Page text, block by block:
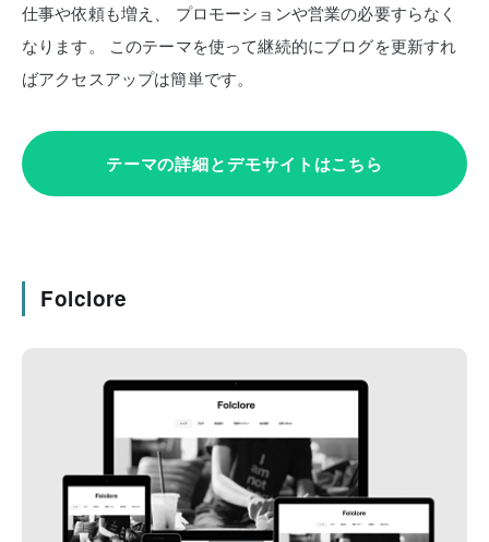
仕事や依頼も増え、
プロモーションや営業の必要すらなく
なります。
このテーマを使って継続的にブログを更新すれ
ばアクセスアップは簡単です。
テーマの詳細とデモサイトはこちら
Folclore